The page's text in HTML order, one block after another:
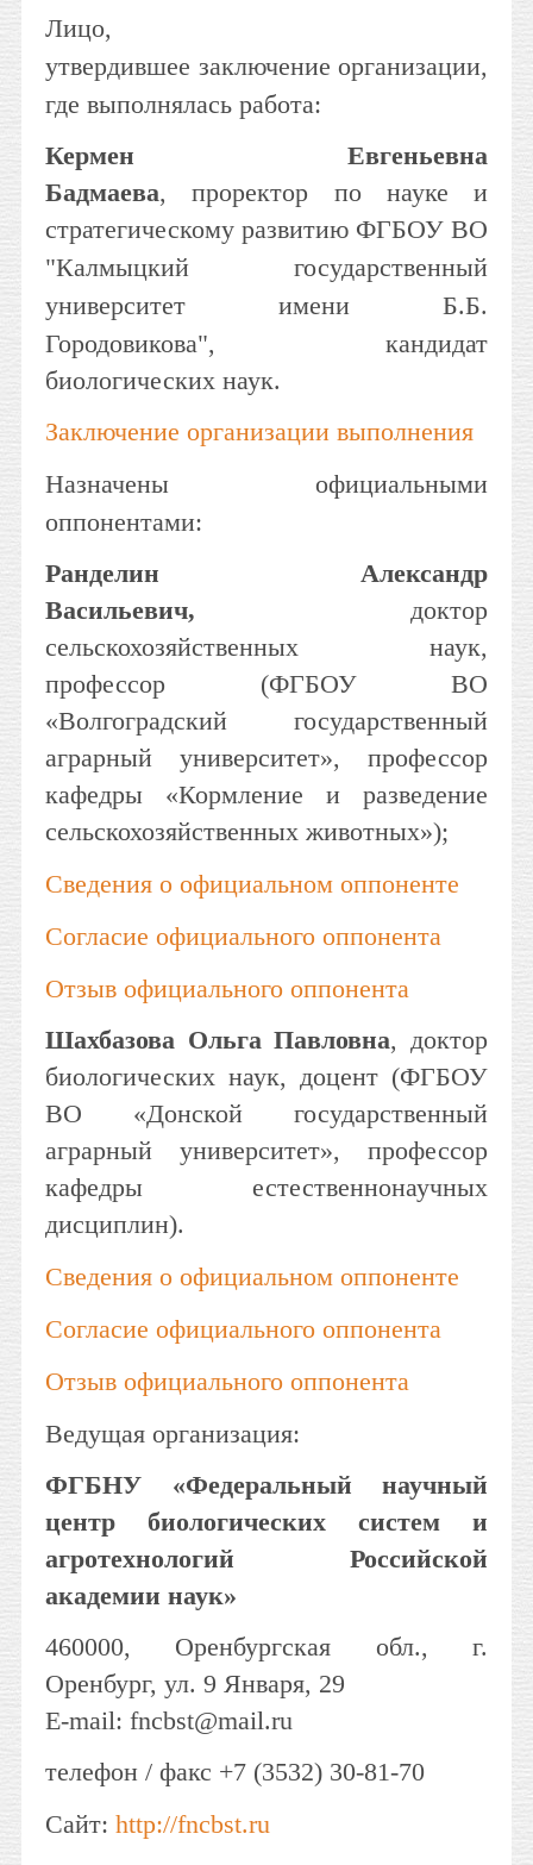
Лицо,
утвердившее заключение организации,
где выполнялась работа:
Кермен Евгеньевна
Бадмаева, проректор по науке и
стратегическому развитию ФГБОУ ВО
"Калмыцкий государственный
университет имени Б.Б.
Городовикова", кандидат
биологических наук.
Заключение организации выполнения
Назначены официальными
оппонентами:
Ранделин Александр
Васильевич, доктор
сельскохозяйственных наук,
профессор (ФГБОУ ВО
«Волгоградский государственный
аграрный университет», профессор
кафедры «Кормление и разведение
сельскохозяйственных животных»);
Сведения о официальном оппоненте
Согласие официального оппонента
Отзыв официального оппонента
Шахбазова Ольга Павловна, доктор
биологических наук, доцент (ФГБОУ
ВО «Донской государственный
аграрный университет», профессор
кафедры естественнонаучных
дисциплин).
Сведения о официальном оппоненте
Согласие официального оппонента
Отзыв официального оппонента
Ведущая организация:
ФГБНУ «Федеральный научный
центр биологических систем и
агротехнологий Российской
академии наук»
460000, Оренбургская обл., г.
Оренбург, ул. 9 Января, 29
E-mail: fncbst@mail.ru
телефон / факс +7 (3532) 30-81-70
Сайт: http://fncbst.ru